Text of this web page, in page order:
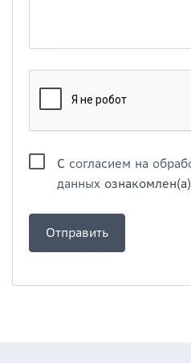
С согласием на
данных